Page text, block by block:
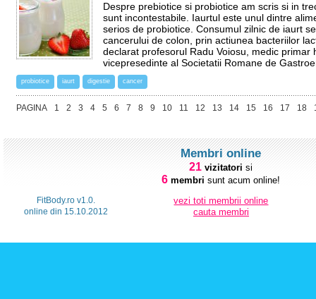
Despre prebiotice si probiotice am scris si in
sunt incontestabile. Iaurtul este unul dintre
serios de probiotice. Consumul zilnic de iaurt
cancerului de colon, prin actiunea bacteriilor
declarat profesorul Radu Voiosu, medic
vicepresedinte al Societatii Romane de
probiotice iaurt digestie cancer
PAGINA 1 2 3 4 5 6 7 8 9 10 11 12 13 14 15 16 17 18
FitBody.ro v1.0.
online din 15.10.2012
Membri online
21 vizitatori si
6 membri sunt acum online!
vezi toti membrii online
cauta membri